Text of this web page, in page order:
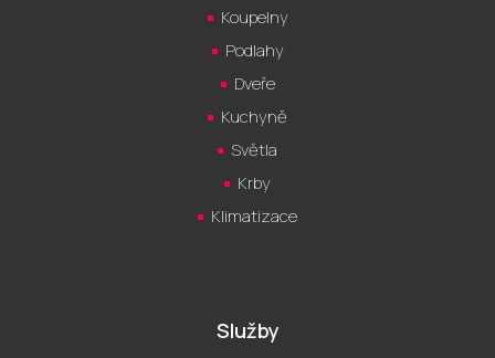
Koupelny
Podlahy
Dveře
Kuchyně
Světla
Krby
Klimatizace
Služby